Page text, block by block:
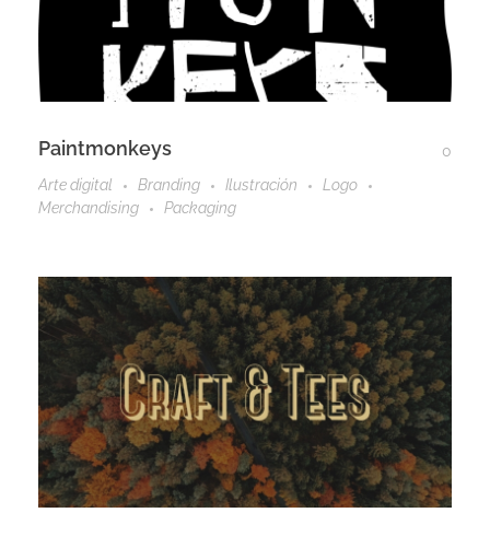
Paintmonkeys
0
Arte digital
Branding Ilustración
Logo
Merchandising
Packaging